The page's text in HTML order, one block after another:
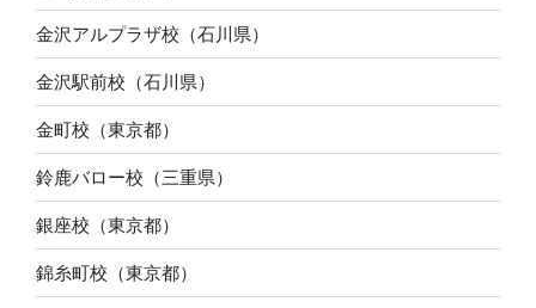
金沢アルプラザ校（石川県）
金沢駅前校（石川県）
金町校（東京都）
鈴鹿バロー校（三重県）
銀座校（東京都）
錦糸町校（東京都）